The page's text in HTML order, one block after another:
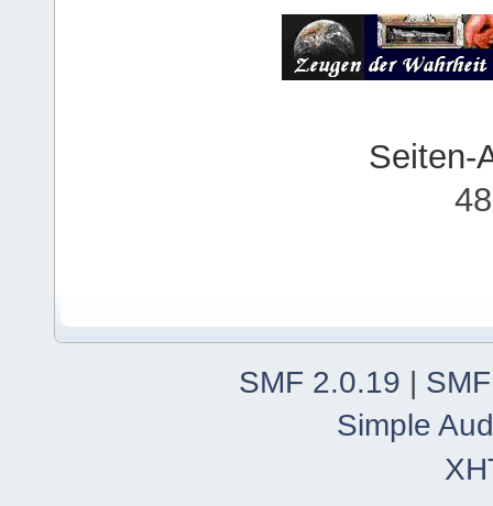
Seiten-
SMF 2.0.19
Simple